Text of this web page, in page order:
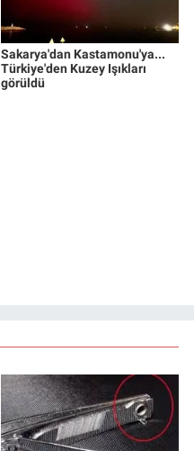
Sakarya'dan Kastamonu'ya...
Türkiye'den Kuzey Işıkları
görüldü